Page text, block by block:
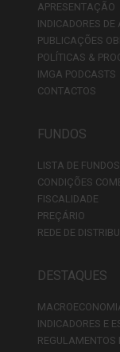
APRESENTAÇÃO
INDICADORES DE
PUBLICAÇÕES
POLÍTICAS &
IMGA PODCASTS
CONTACTOS
FUNDOS
LISTA DE FUNDOS
CONDIÇÕES
FISCALIDADE
PREÇÁRIO
REDE DE
DESTAQUES
INDICADORES E
REGULAMENTOS